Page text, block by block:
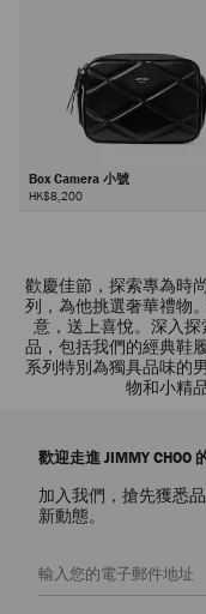
Box Camera 小號
HK$8,200
頁
歡慶佳節，探索專為時
列，為他挑選奢華禮物
意，送上喜悅。深入
品，包括我們的經典鞋
系列特別為獨具品味的
物和小精
歡迎走進 JIMMY CHOO
加入我們，搶先獲悉
新動態。